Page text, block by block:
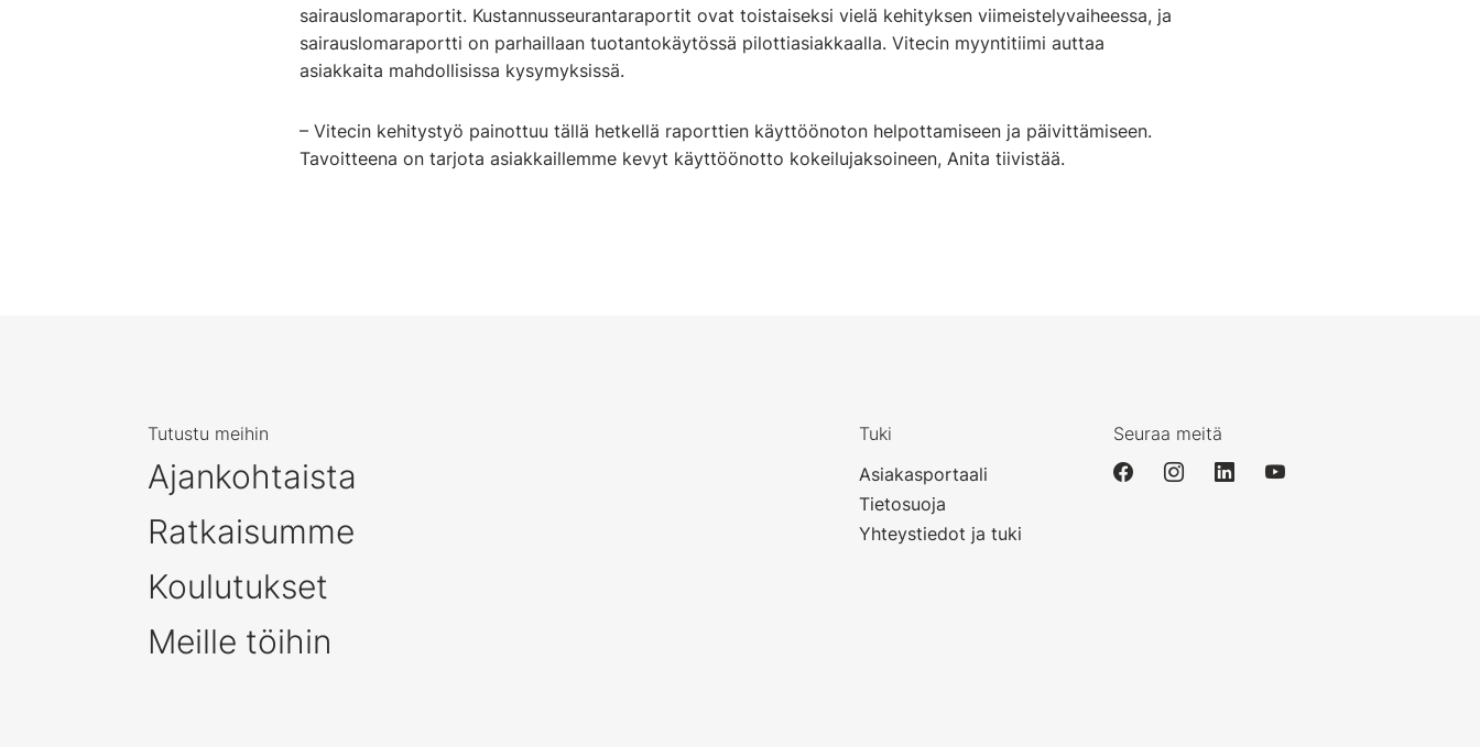
sairauslomaraportit. Kustannusseurantaraportit ovat toistaiseksi vielä kehityksen viimeistelyvaiheessa, ja
sairauslomaraportti on parhaillaan tuotantokäytössä pilottiasiakkaalla. Vitecin myyntitiimi auttaa
asiakkaita mahdollisissa kysymyksissä.
– Vitecin kehitystyö painottuu tällä hetkellä raporttien käyttöönoton helpottamiseen ja päivittämiseen.
Tavoitteena on tarjota asiakkaillemme kevyt käyttöönotto kokeilujaksoineen, Anita tiivistää.
Tutustu meihin
Ajankohtaista
Ratkaisumme
Koulutukset
Meille töihin
Tuki
Asiakasportaali
Tietosuoja
Yhteystiedot ja tuki
Seuraa meitä